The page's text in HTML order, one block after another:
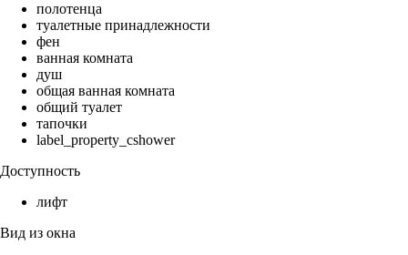
полотенца
туалетные принадлежности
фен
ванная комната
душ
общая ванная комната
общий туалет
тапочки
label_property_cshower
Доступность
лифт
Вид из окна